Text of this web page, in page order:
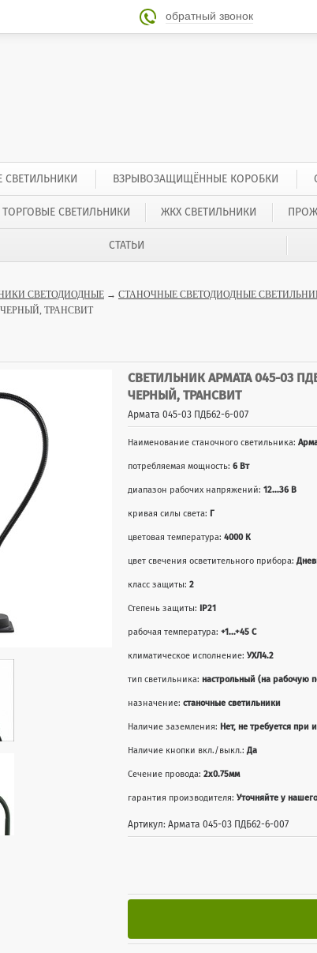
 обратный звонок
ВЗРЫВОЗАЩИЩЁННЫЕ КОРОБКИ
ТОРГОВЫЕ СВЕТИЛЬНИКИ ЖКХ СВЕТИЛЬНИКИ
СТАТЬИ
СВЕТОДИОДНЫЕ → СТАНОЧНЫЕ СВЕТОДИОДНЫЕ
ЧЕРНЫЙ, ТРАНСВИТ
СВЕТИЛЬНИК АРМАТА 045-03
ЧЕРНЫЙ, ТРАНСВИТ
Армата 045-03 ПДБ62-6-007
Наименование станочного светильника:
потребляемая мощность: 6 Вт
диапазон рабочих напряжений: 12...36 В
кривая силы света: Г
цветовая температура: 4000 К
цвет свечения осветительного прибора:
класс защиты: 2
Степень защиты: IP21
рабочая температура: +1...+45 С
климатическое исполнение: УХЛ4.2
тип светильника: настрольный (на рабочую
назначение: станочные светильники
Наличие заземления: Нет, не требуется при
Наличие кнопки вкл./выкл.:Да
Сечение провода: 2x0.75мм
гарантия производителя: Уточняйте у
Артикул: Армата 045-03 ПДБ62-6-007